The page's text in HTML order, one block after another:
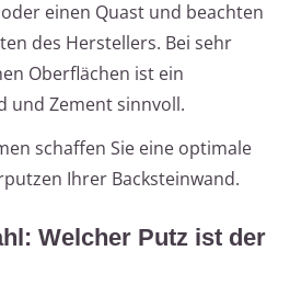
einen Quast und beachten
des Herstellers. Bei sehr
Oberflächen ist ein
und Zement sinnvoll.
schaffen Sie eine optimale
Ihrer Backsteinwand.
Welcher Putz ist der